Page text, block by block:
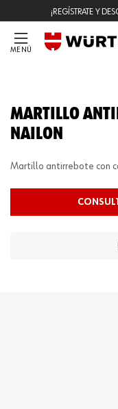
¡REGÍSTRATE Y
MENÚ
MARTILLO
NAILON
Martillo antirrebote con